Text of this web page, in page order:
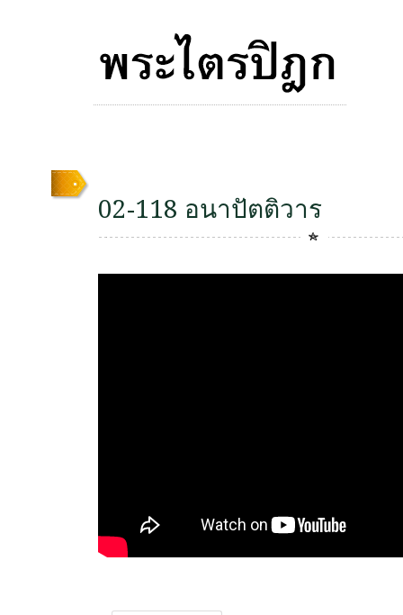
02-118 อนาปัตติวาร